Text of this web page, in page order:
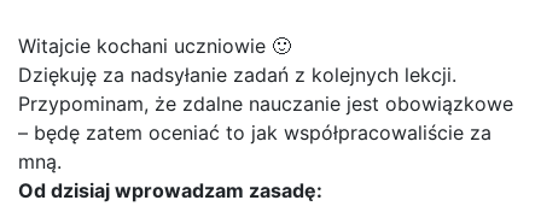
Witajcie kochani uczniowie 🙂
Dziękuję za nadsyłanie zadań z kolejnych lekcji.
Przypominam, że zdalne nauczanie jest obowiązkowe
– będę zatem oceniać to jak współpracowaliście za
mną.
Od dzisiaj wprowadzam zasadę: